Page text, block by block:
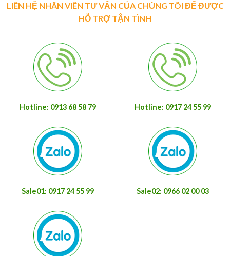
LIÊN HỆ NHÂN VIÊN TƯ VẤN CỦA CHÚNG TÔI ĐỂ ĐƯỢC
HỖ TRỢ TẬN TÌNH
Hotline: 0913 68 58 79 Hotline: 0917 24 55 99
Sale01: 0917 24 55 99 Sale02: 0966 02 00 03